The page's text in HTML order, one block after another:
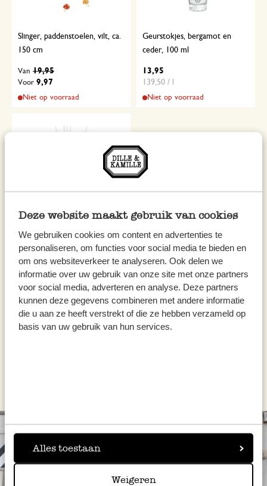
Deze website maakt gebruik van cookies
We gebruiken cookies om content en advertenties te
personaliseren, om functies voor social media te bieden en
om ons websiteverkeer te analyseren. Ook delen we
informatie over uw gebruik van onze site met onze partners
voor social media, adverteren en analyse. Deze partners
kunnen deze gegevens combineren met andere informatie
die u aan ze heeft verstrekt of die ze hebben verzameld op
basis van uw gebruik van hun services.
Alles toestaan
Weigeren
Slinger, paddenstoelen, vilt, ca.
150 cm
Voor 9,97
Van 19,95
Niet op voorraad
Geurstokjes, bergamot en
ceder, 100 ml
13,95
139,50 / l
Niet op voorraad
Geurstokjes, sinaasappel en
bamboe, 100 ml
13,95
139,50 / l
Niet op voorraad